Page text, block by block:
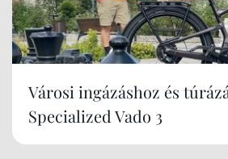
Városi ingázáshoz és
Specialized Vado 3